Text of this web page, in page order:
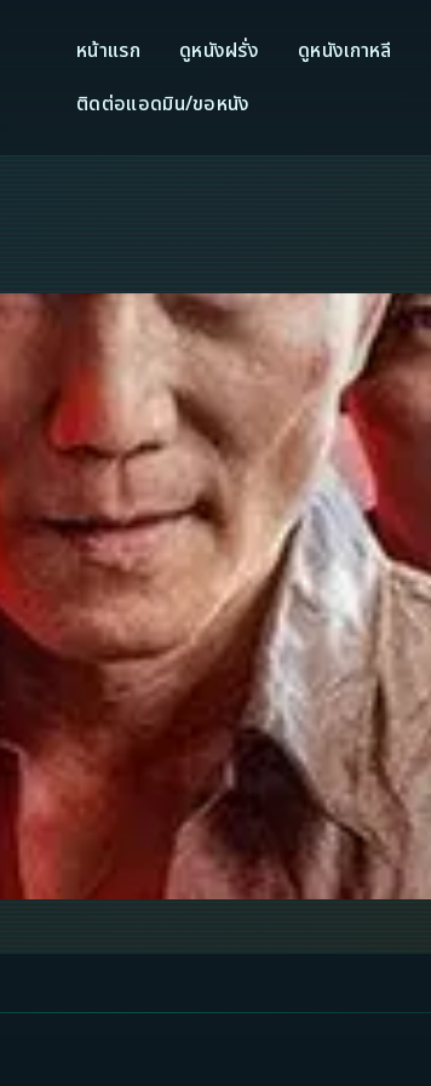
หน้าแรก ดูหนังฝรั่ง ดูหนังเกาหลี
ติดต่อแอดมิน/ขอหนัง